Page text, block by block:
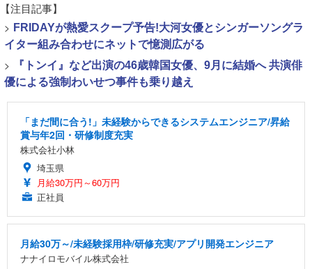
【注目記事】
> FRIDAYが熱愛スクープ予告!大河女優とシンガーソングラ
イター組み合わせにネットで憶測広がる
>
『トンイ』など出演の46歳韓国女優、9月に結婚へ 共演俳
優による強制わいせつ事件も乗り越え
「まだ間に合う!」未経験からできるシステムエンジニア/昇給
賞与年2回・研修制度充実
株式会社小林
埼玉県
月給30万円～60万円
正社員
月給30万～/未経験採用枠/研修充実/アプリ開発エンジニア
ナナイロモバイル株式会社